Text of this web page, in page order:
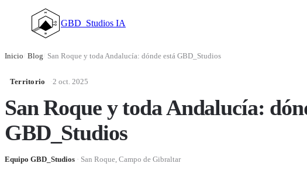
GBD_Studios IA
Inicio Blog San Roque y toda Andalucía: dónde está GBD_Studios
Territorio ·2 oct. 2025
San Roque y toda Andalucía:
GBD_Studios
Equipo GBD_Studios · San Roque, Campo de Gibraltar